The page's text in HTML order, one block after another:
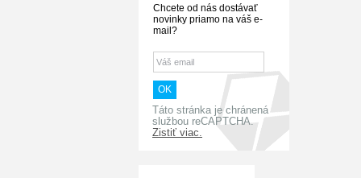
Chcete od nás dostávať
novinky priamo na váš e-
mail?
Táto stránka je chránená
službou reCAPTCHA.
Zistiť viac.